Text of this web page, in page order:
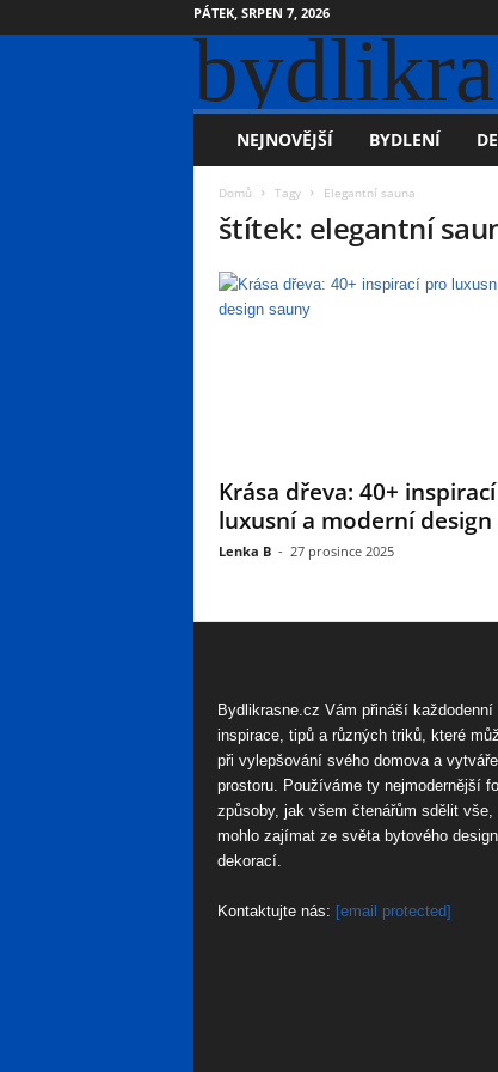
PÁTEK, SRPEN 7, 2026
NEJNOVĚJŠÍ BYDLENÍ
Domů Tagy Elegantní sauna
štítek: elegantní
Krása dřeva: 40+
luxusní a moderní design
Lenka B - 27 prosince 2025
Bydlikrasne.cz Vám přináší každodenní
inspirace, tipů a různých triků, které
při vylepšování svého domova a
prostoru. Používáme ty nejmodernější
způsoby, jak všem čtenářům sdělit vše,
mohlo zajímat ze světa bytového
dekorací.
Kontaktujte nás: [email protected]